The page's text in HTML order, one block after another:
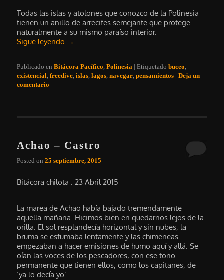
Todas las islas y atolones que conozco de la Polinesia
tienen un anillo de arrecifes semejante que protege
naturalmente a su mismo paraíso interior.
Sigue leyendo →
Publicado en Bitácora Pacífico ,Polinesia |Etiquetado buceo
existencial ,freedive ,islas ,lagos ,navegar ,pensamientos |Deja un
comentario
Achao – Castro
Posted on25 septiembre, 2015
Bitácora chilota . 23 Abril 2015
La marea de Achao había bajado tremendamente
aquella mañana. Hicimos bien en quedarnos lejos de la
orilla. El sol resplandecía horizontal y sin nubes, la
bruma se esfumaba lentamente y las chimeneas
empezaban a hacer emisiones de humo aquí y allá. Se
oían las voces de los pescadores, con ese tono
permanente que tienen ellos, como los capitanes, de
‘ya lo decía yo’.